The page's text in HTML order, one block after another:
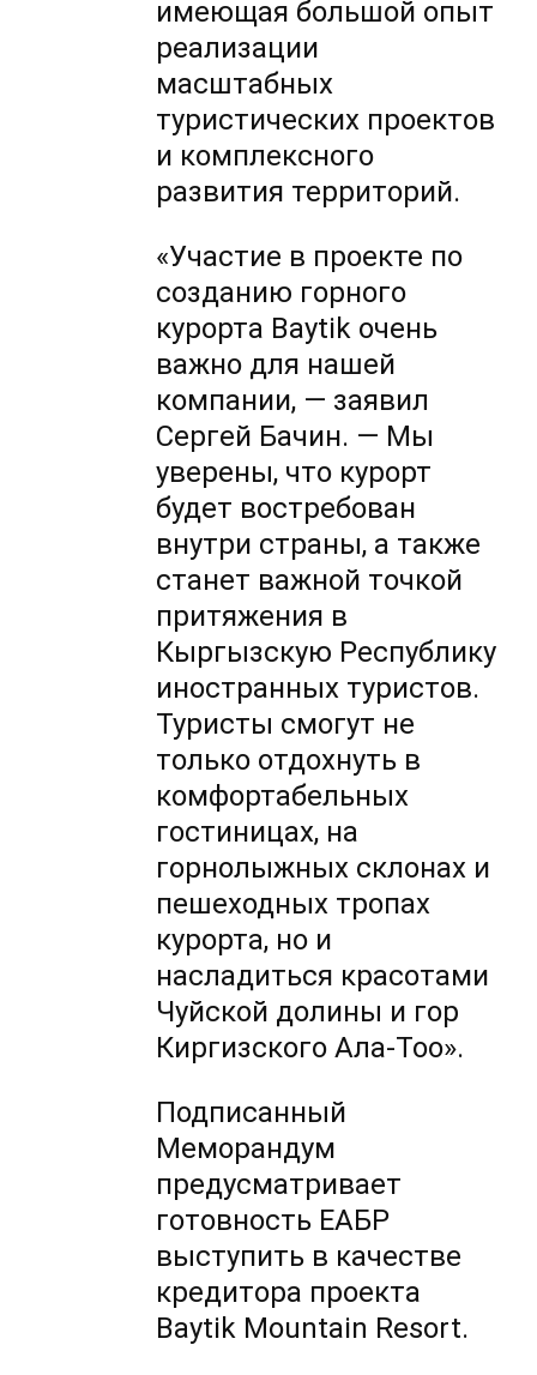
имеющая большой опыт
реализации
масштабных
туристических проектов
и комплексного
развития территорий.
«Участие в проекте по
созданию горного
курорта Baytik очень
важно для нашей
компании, — заявил
Сергей Бачин. — Мы
уверены, что курорт
будет востребован
внутри страны, а также
станет важной точкой
притяжения в
Кыргызскую Республику
иностранных туристов.
Туристы смогут не
только отдохнуть в
комфортабельных
гостиницах, на
горнолыжных склонах и
пешеходных тропах
курорта, но и
насладиться красотами
Чуйской долины и гор
Киргизского Ала-Тоо».
Подписанный
Меморандум
предусматривает
готовность ЕАБР
выступить в качестве
кредитора проекта
Baytik Mountain Resort.